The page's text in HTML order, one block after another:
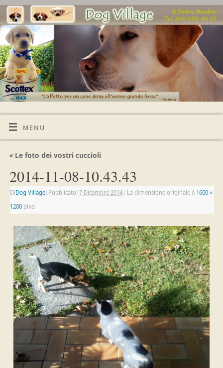
MENU
«Le foto dei vostri cuccioli
2014-11-08-10.43.43
DiDog Village| Pubblicato17 Dicembre 2014| La dimensione originale è 1600 ×
1200pixel